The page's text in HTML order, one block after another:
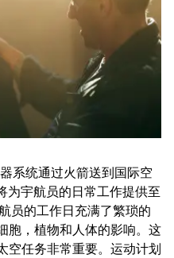
系统通过火箭送到国际空
宇航员的日常工作提供至
员的工作日充满了繁琐的
胞，植物和人体的影响。这
空任务非常重要。运动计划